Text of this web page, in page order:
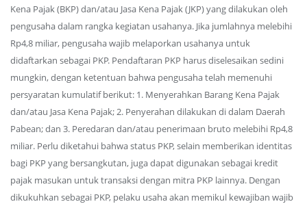
Kena Pajak (BKP) dan/atau Jasa Kena Pajak (JKP) yang dilakukan oleh
pengusaha dalam rangka kegiatan usahanya. Jika jumlahnya melebihi
Rp4,8 miliar, pengusaha wajib melaporkan usahanya untuk
didaftarkan sebagai PKP. Pendaftaran PKP harus diselesaikan sedini
mungkin, dengan ketentuan bahwa pengusaha telah memenuhi
persyaratan kumulatif berikut: 1. Menyerahkan Barang Kena Pajak
dan/atau Jasa Kena Pajak; 2. Penyerahan dilakukan di dalam Daerah
Pabean; dan 3. Peredaran dan/atau penerimaan bruto melebihi Rp4,8
miliar. Perlu diketahui bahwa status PKP, selain memberikan identitas
bagi PKP yang bersangkutan, juga dapat digunakan sebagai kredit
pajak masukan untuk transaksi dengan mitra PKP lainnya. Dengan
dikukuhkan sebagai PKP, pelaku usaha akan memikul kewajiban wajib